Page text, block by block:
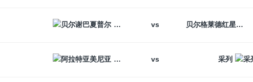
贝尔谢巴夏普尔
vs 贝尔格莱德红星
阿拉特亚美尼亚
vs 采列